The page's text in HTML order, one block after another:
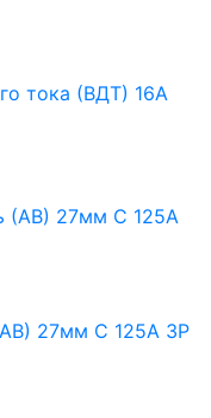
тока (ВДТ) 16A
27мм C 125A 3P